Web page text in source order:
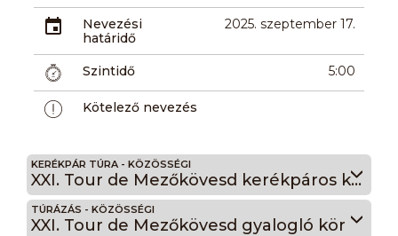
Nevezési
határidő
2025. szeptember 17.
Szintidő 5:00
Kötelező nevezés
KERÉKPÁR TÚRA - KÖZÖSSÉGI
XXI. Tour de Mezőkövesd kerékpáros kör
TÚRÁZÁS - KÖZÖSSÉGI
XXI. Tour de Mezőkövesd gyalogló kör